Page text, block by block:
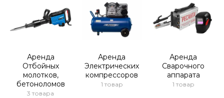
Аренда
Отбойных
молотков,
бетоноломов
3 товара
Аренда
Электрических
компрессоров
1 товар
Аренда
Сварочного
аппарата
1 товар